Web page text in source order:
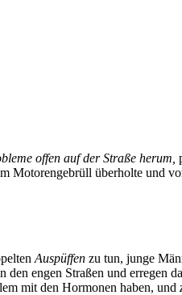
offen auf der Straße herum,
Motorengebrüll überholte und
Auspüffen zu tun, junge
engen Straßen und erregen
mit den Hormonen haben, und